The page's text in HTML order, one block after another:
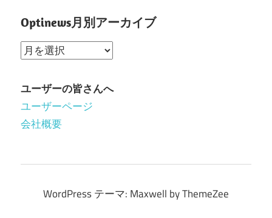
Optinews月別アーカイブ
Optinews
別
ア
ー
ユーザーの皆さんへ
ユーザーページ
会社概要
WordPress テーマ: Maxwell by ThemeZee